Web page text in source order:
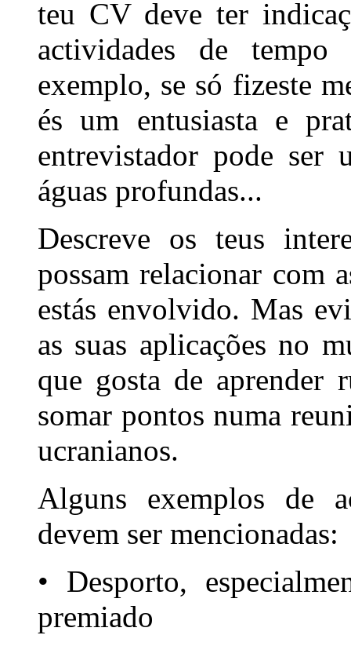
teu CV deve ter
actividades de
exemplo, se só fizeste
és um entusiasta e
entrevistador pode ser
águas profundas...
Descreve os teus
possam relacionar com
estás envolvido. Mas
as suas aplicações no
que gosta de aprender
somar pontos numa
ucranianos.
Alguns exemplos de
devem ser mencionadas:
• Desporto,
premiado